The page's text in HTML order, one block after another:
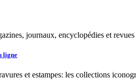
journaux, encyclopédies et
ligne
et estampes: les collections